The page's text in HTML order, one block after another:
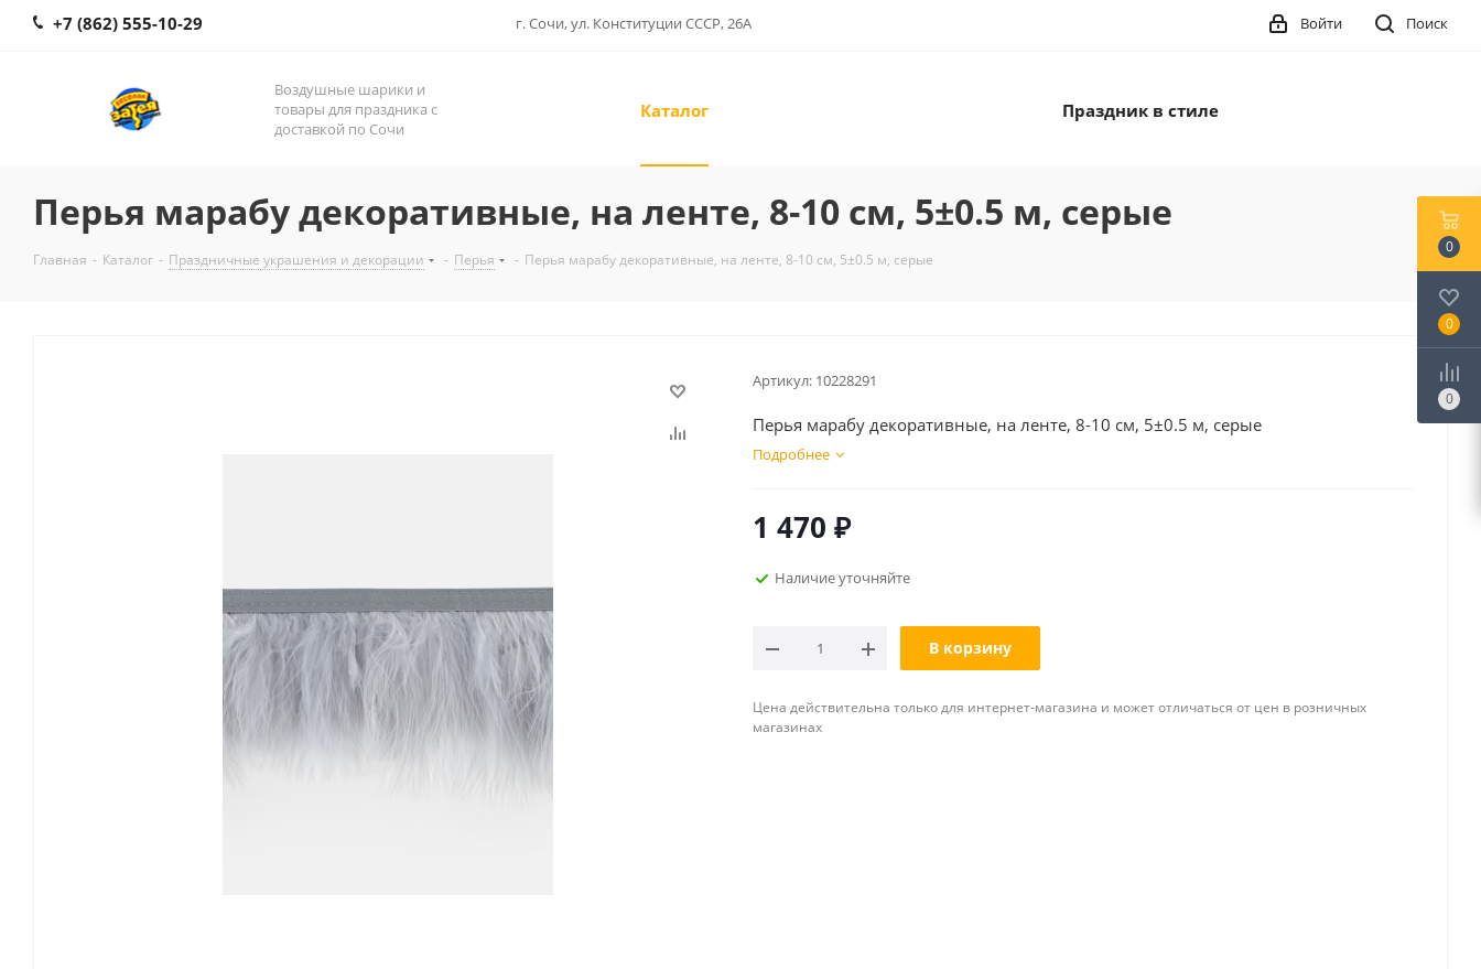
+7 (862) 555-10-29 г. Сочи, ул. Конституции СССР, 26А Поиск
Войти
Воздушные шарики и
товары для праздника с
доставкой по Сочи
Каталог Праздник в стиле
Перья марабу декоративные, на ленте, 8-10 см, 5±0.5 м, серые
Главная - Каталог - Праздничные украшения и декорации - Перья - Перья марабу декоративные, на ленте, 8-10 см, 5±0.5 м, серые
Артикул: 10228291
Перья марабу декоративные, на ленте, 8-10 см, 5±0.5 м, серые
Подробнее
1 470 ₽
Наличие уточняйте
В корзину
Цена действительна только для интернет-магазина и может отличаться от цен в розничных
магазинах
0
0
0